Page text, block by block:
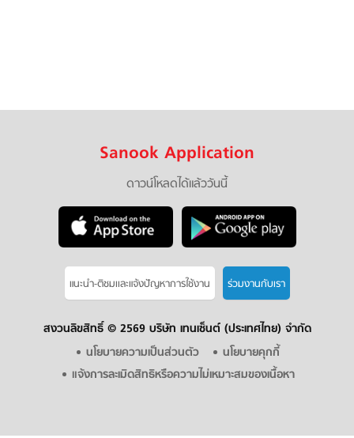
Sanook Application
ดาวน์โหลดได้แล้ววันนี้
แนะนำ-ติชมเเละแจ้งปัญหาการใช้งาน ร่วมงานกับเรา
สงวนลิขสิทธิ์ © 2569 บริษัท เทนเซ็นต์ (ประเทศไทย) จำกัด
นโยบายความเป็นส่วนตัว
นโยบายคุกกี้
แจ้งการละเมิดสิทธิหรือความไม่เหมาะสมของเนื้อหา